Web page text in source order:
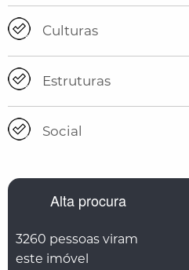
Culturas
Estruturas
Social
Alta procura
3260 pessoas viram
este imóvel